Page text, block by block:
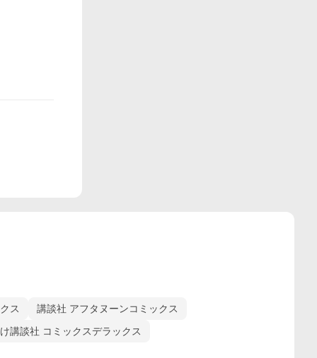
ス
講談社 アフタヌーンコミックス
講談社 コミックスデラックス